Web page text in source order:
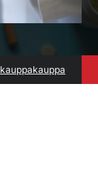
kauppakauppa